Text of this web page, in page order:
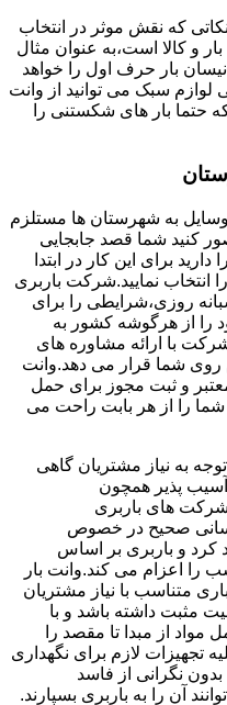
که نقش موثر در انتخاب
و کالا است،به عنوان مثال
بار حرف اول را خواهد
لوازم سبک می توانید از وانت
حتما بار های شکستنی را
به شهرستان ها مستلزم
کنید شما قصد جابجایی
برای این کار در ابتدا
نمایید.شرکت باربری
روزی،شرایطی را برای
را از هرگوشه کشور به
با ارائه مشاوره های
شما قرار می دهد.وانت
معتبر و ثبت مجوز برای حمل
شما را از هر بابت راحت می
به نیاز مشتریان گاهی
پذیر همچون
شرکت های باربری
صحیح در خصوص
کرد و باربری بر اساس
را اعزام می کند.وانت بار
متناسب با نیاز مشتریان
مثبت داشته باشد و با
مواد از مبدا تا مقصد را
تجهیزات لازم برای نگهداری
نگرانی از فاسد
آن را به باربری بسپارند.